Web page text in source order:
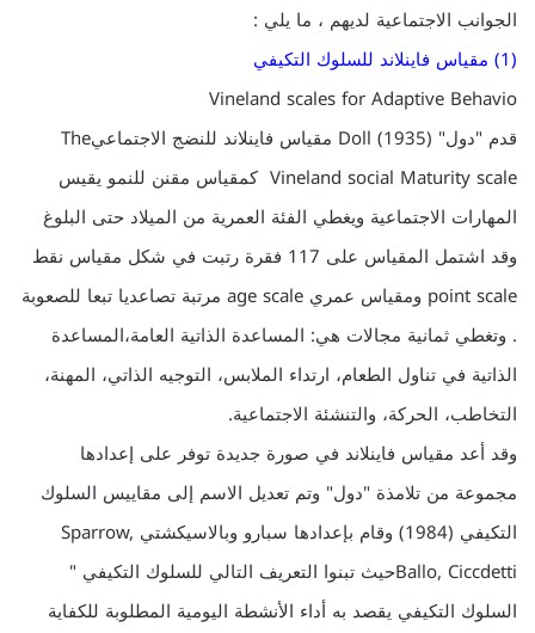
الجوانب الاجتماعية لديهم ، ما يلي :
(1) مقياس فاينلاند للسلوك التكيفي
Vineland scales for Adaptive Behavio
قدم "دول" Doll (1935) مقياس فاينلاند للنضج الاجتماعيThe
Vineland social Maturity scale كمقياس مقنن للنمو يقيس
المهارات الاجتماعية ويغطي الفئة العمرية من الميلاد حتى البلوغ
وقد اشتمل المقياس على 117 فقرة رتبت في شكل مقياس نقط
point scale ومقياس عمري age scale مرتبة تصاعديا تبعا للصعوبة
. وتغطي ثمانية مجالات هي: المساعدة الذاتية العامة،المساعدة
الذاتية في تناول الطعام، ارتداء الملابس، التوجيه الذاتي، المهنة،
التخاطب، الحركة، والتنشئة الاجتماعية.
وقد أعد مقياس فاينلاند في صورة جديدة توفر على إعدادها
مجموعة من تلامذة "دول" وتم تعديل الاسم إلى مقاييس السلوك
التكيفي (1984) وقام بإعدادها سبارو وبالاسيكشتي Sparrow,
Ballo, Ciccdettiحيث تبنوا التعريف التالي للسلوك التكيفي "
السلوك التكيفي يقصد به أداء الأنشطة اليومية المطلوبة للكفاية